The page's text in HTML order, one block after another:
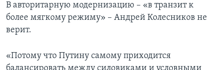
В авторитарную модернизацию – «в транзит к
более мягкому режиму» – Андрей Колесников не
верит.
«Потому что Путину самому приходится